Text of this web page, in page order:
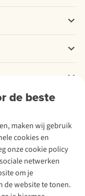
de beste
maken wij gebruik
cookies en
onze cookie policy
netwerken
om je
de website te tonen.